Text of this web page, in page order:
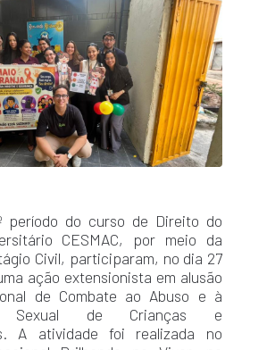
período do curso de Direito do
CESMAC, por meio da
Civil, participaram, no dia 27
ação extensionista em alusão
de Combate ao Abuso e à
Sexual de Crianças e
A atividade foi realizada no